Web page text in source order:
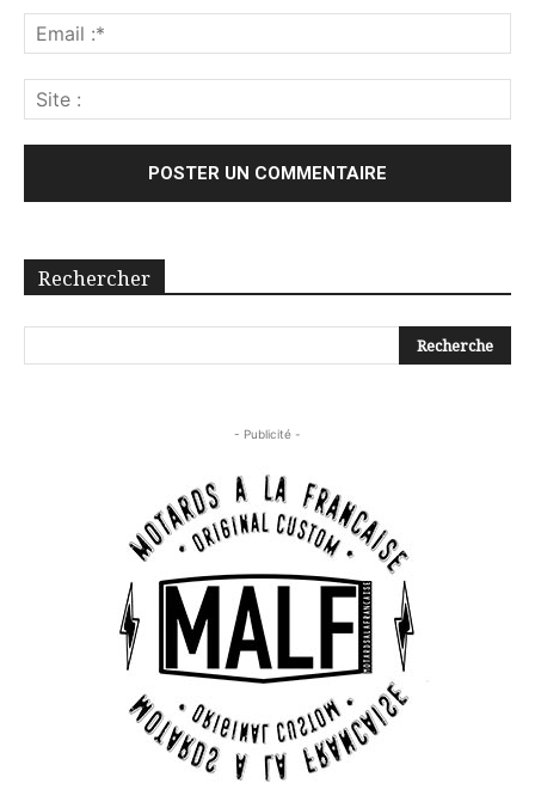
Rechercher
- Publicité -